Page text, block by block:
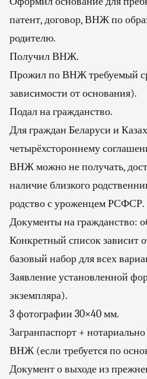
патент, договор, ВНЖ по
родителю.
Получил ВНЖ.
Прожил по ВНЖ требуемый
зависимости от основания).
Подал на гражданство.
Для граждан Беларуси и
четырёхстороннему
ВНЖ можно не получать,
наличие близкого
родство с уроженцем РСФСР.
Документы на гражданство:
Конкретный список зависит
базовый набор для всех
Заявление установленной
экземпляра).
3 фотографии 30×40 мм.
Загранпаспорт +
ВНЖ (если требуется по
Документ о выходе из